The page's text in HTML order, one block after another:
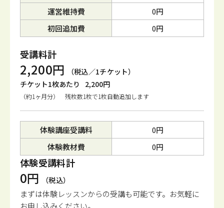
運営維持費
0円
初回追加費
0円
受講料計
2,200円
（税込／1チケット）
チケット1枚あたり
2,200円
（約1ヶ月分） 残枚数1枚で1枚自動追加します
体験講座受講料
0円
体験教材費
0円
体験受講料計
0円 （税込）
まずは体験レッスンからの受講も可能です。 お気軽に
お申し込みください。